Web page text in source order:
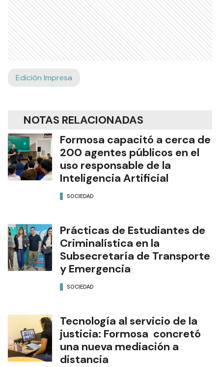
Edición Impresa
NOTAS RELACIONADAS
Formosa capacitó a cerca de
200 agentes públicos en el
uso responsable de la
Inteligencia Artificial
SOCIEDAD
Prácticas de Estudiantes de
Criminalística en la
Subsecretaría de Transporte
y Emergencia
SOCIEDAD
Tecnología al servicio de la
justicia: Formosa concretó
una nueva mediación a
distancia